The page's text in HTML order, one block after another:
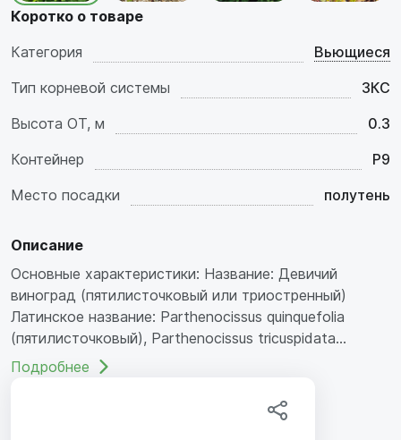
Коротко о товаре
Категория
Вьющиеся
Тип корневой системы
ЗКС
Высота ОТ, м
0.3
Контейнер
P9
Место посадки
полутень
Описание
Основные характеристики: Название: Девичий
виноград (пятилисточковый или триостренный)
Латинское название: Parthenocissus quinquefolia
(пятилисточковый), Parthenocissus tricuspidata...
Подробнее